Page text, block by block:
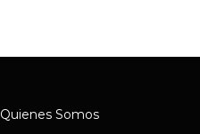
Quienes Somos